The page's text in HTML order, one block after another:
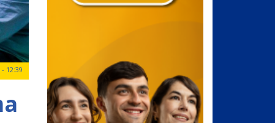
- 12:39